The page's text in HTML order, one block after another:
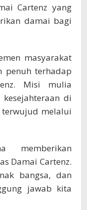
Cartenz yang
damai bagi
masyarakat
penuh terhadap
Misi mulia
di
terwujud melalui
memberikan
Damai Cartenz.
bangsa, dan
jawab kita